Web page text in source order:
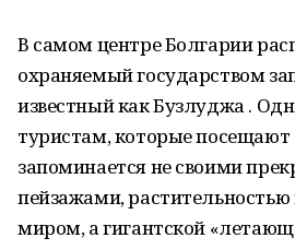
В самом центре Болгарии
охраняемый государством
известный как Бузлуджа .
туристам, которые посещают
запоминается не своими
пейзажами,
миром, а гигантской